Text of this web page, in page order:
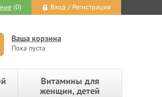
(0) Вход / Регистрация
Ваша корзина
Пока пуста
Витамины для
женщин, детей